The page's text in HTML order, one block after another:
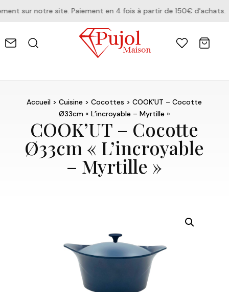
sur notre site. Paiement en 4 fois à partir de 150€ d'achats.
Accueil >Cuisine >Cocottes > COOK’UT – Cocotte
Ø33cm « L’incroyable – Myrtille »
COOK’UT – Cocotte
Ø33cm « L’incroyable
– Myrtille »